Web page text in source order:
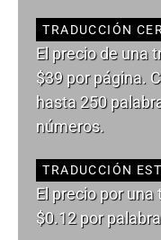
TRADUCCIÓN
El precio de una
$39 por página.
hasta 250
números.
TRADUCCIÓN
El precio por
$0.12 por